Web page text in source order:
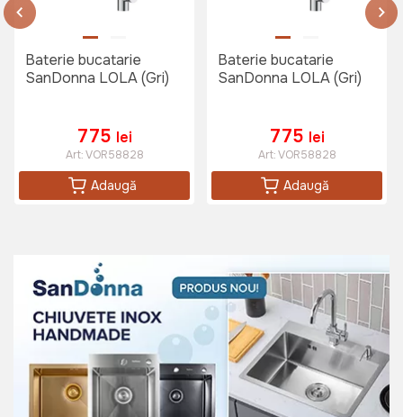
Baterie bucatarie
SanDonna LOLA (Gri)
775 lei
Art:VOR58828
Adaugă
Baterie bucatarie
SanDonna LOLA (Gri)
775 lei
Art:VOR58828
Adaugă